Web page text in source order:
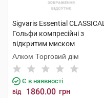
Sigvaris Essential CLASSICAL
Гольфи компресійні з
відкритим миском
компресія 2 PLUS large 1
пара
Алком Торговий дім
Є в наявності
від 1860.00 грн